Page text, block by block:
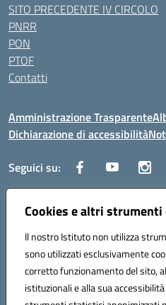
Cookies e altri
Il nostro Istituto non utilizza
sono utilizzati esclusivamente
corretto funzionamento del sito,
istituzionali e alla sua
SITO PRECEDENTE IV CIRCOLO
PNRR
PON
PTOF
Contatti
Amministrazione Trasparente
Dichiarazione di accessibilità
Seguici su:
Traversa Fondo d'Orto n.19B - Cap
(NA) - Tel. 0818701043 - Mail:
Codice meccanografico:
C.F. 82009060631 - Codice univoco
UFUAUC